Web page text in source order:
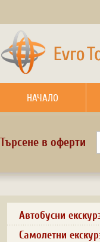
НАЧАЛО
Търсене в оферти
Автобусни
Самолетни